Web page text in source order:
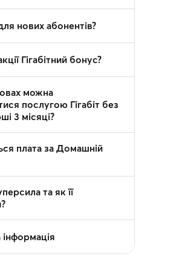
нових абонентів?
Гігабітний бонус?
можна
послугою Гігабіт без
3 місяці?
плата за Домашній
та як її